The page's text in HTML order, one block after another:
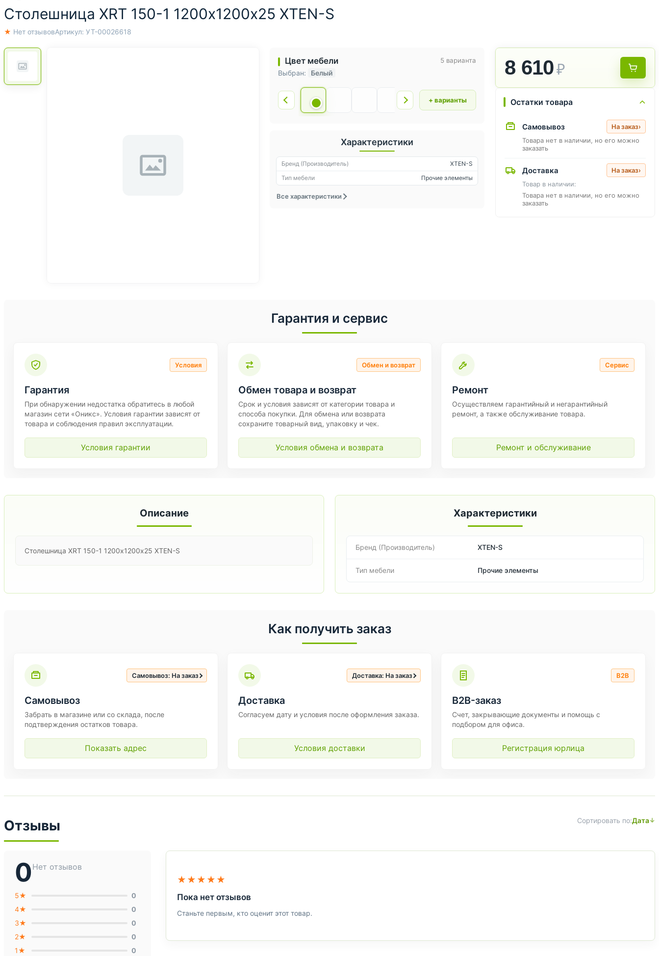
Столешница XRT 150-1 1200х1200х25 XTEN-S
★ Нет отзывовАртикул: УТ-00026618
Характеристики
Бренд (Производитель)
XTEN-S
Тип мебели
Прочие элементы
Все характеристики
Цвет мебели
Выбран: Белый
5 варианта
+ варианты
8 610₽
Остатки товара
Самовывоз На заказ›
Товара нет в наличии, но его можно
заказать
Доставка На заказ›
Товар в наличии:
Товара нет в наличии, но его можно
заказать
Гарантия и сервис
Условия
Гарантия
При обнаружении недостатка обратитесь в любой
магазин сети «Оникс». Условия гарантии зависят от
товара и соблюдения правил эксплуатации.
Условия гарантии
Обмен и возврат
Обмен товара и возврат
Срок и условия зависят от категории товара и
способа покупки. Для обмена или возврата
сохраните товарный вид, упаковку и чек.
Условия обмена и возврата
Сервис
Ремонт
Осуществляем гарантийный и негарантийный
ремонт, а также обслуживание товара.
Ремонт и обслуживание
Описание
Столешница XRT 150-1 1200х1200х25 XTEN-S
Характеристики
Бренд (Производитель) XTEN-S
Тип мебели Прочие элементы
Как получить заказ
Самовывоз: На заказ
Самовывоз
Забрать в магазине или со склада, после
подтверждения остатков товара.
Показать адрес
Доставка: На заказ
Доставка
Согласуем дату и условия после оформления заказа.
Условия доставки
B2B
B2B-заказ
Счет, закрывающие документы и помощь с
подбором для офиса.
Регистрация юрлица
Отзывы Сортировать по:Дата
0Нет отзывов
5★
0
4★
0
3★
0
2★
0
1★
0
★★★★★
Пока нет отзывов
Станьте первым, кто оценит этот товар.